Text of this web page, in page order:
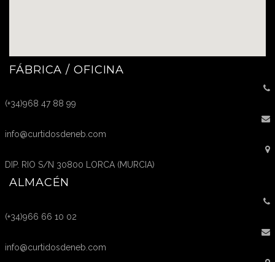
FÁBRICA / OFICINA
(+34)968 47 88 99
info@curtidosdeneb.com
DIP. RIO S/N 30800 LORCA (MURCIA)
ALMACÉN
(+34)966 66 10 02
info@curtidosdeneb.com